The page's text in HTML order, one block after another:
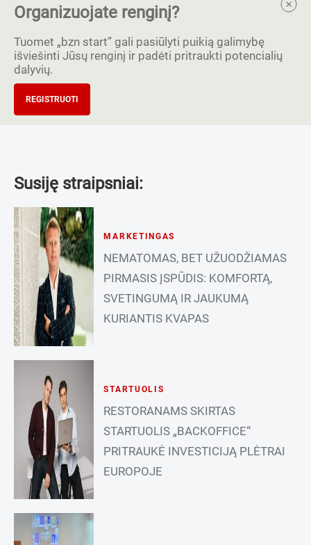
Organizuojate renginį?
Tuomet „bzn start” gali pasiūlyti puikią galimybę
išviešinti Jūsų renginį ir padėti pritraukti potencialių
dalyvių.
REGISTRUOTI
Susiję straipsniai:
MARKETINGAS
NEMATOMAS, BET UŽUODŽIAMAS
PIRMASIS ĮSPŪDIS: KOMFORTĄ,
SVETINGUMĄ IR JAUKUMĄ
KURIANTIS KVAPAS
STARTUOLIS
RESTORANAMS SKIRTAS
STARTUOLIS „BACKOFFICE“
PRITRAUKĖ INVESTICIJĄ PLĖTRAI
EUROPOJE